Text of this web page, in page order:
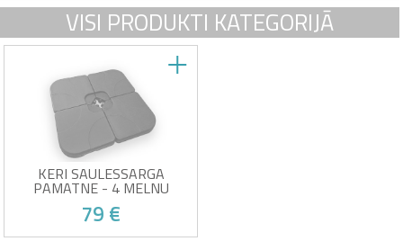
VISI PRODUKTI KATEGORIJĀ
KERI SAULESSARGA
PAMATNE - 4 MELNU
PLASTMASAS ATSVARU
PALIKTŅU KOMPLEKTS
79 €